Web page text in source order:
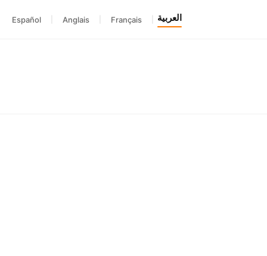
العربية Français
Anglais
Español